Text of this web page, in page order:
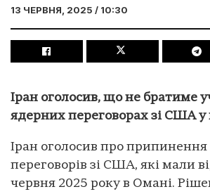
13 ЧЕРВНЯ, 2025 / 10:30
Іран оголосив, що не братиме
ядерних переговорах зі США у
Іран оголосив про
переговорів зі США, які мали
червня 2025 року в Омані.